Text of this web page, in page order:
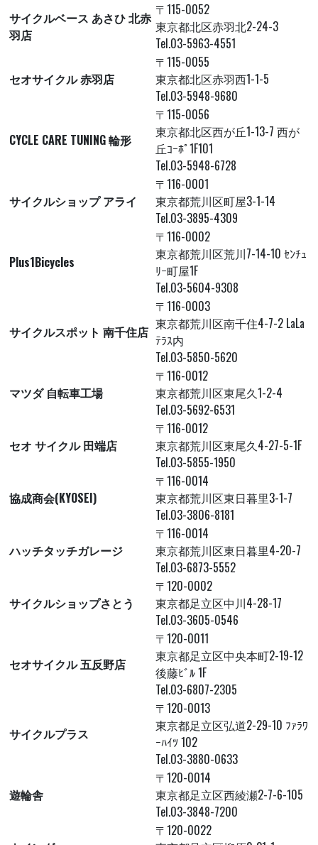
サイクルベース あさひ 北赤
羽店
〒115-0052
東京都北区赤羽北2-24-3
Tel.03-5963-4551
セオサイクル 赤羽店
〒115-0055
東京都北区赤羽西1-1-5
Tel.03-5948-9680
CYCLE CARE TUNING 輪形
〒115-0056
東京都北区西が丘1-13-7 西が
丘ｺｰﾎﾟ1F101
Tel.03-5948-6728
サイクルショップ アライ
〒116-0001
東京都荒川区町屋3-1-14
Tel.03-3895-4309
Plus1Bicycles
〒116-0002
東京都荒川区荒川7-14-10 ｾﾝﾁｭ
ﾘｰ町屋1F
Tel.03-5604-9308
サイクルスポット 南千住店
〒116-0003
東京都荒川区南千住4-7-2 LaLa
ﾃﾗｽ内
Tel.03-5850-5620
マツダ 自転車工場
〒116-0012
東京都荒川区東尾久1-2-4
Tel.03-5692-6531
セオ サイクル 田端店
〒116-0012
東京都荒川区東尾久4-27-5-1F
Tel.03-5855-1950
協成商会(KYOSEI)
〒116-0014
東京都荒川区東日暮里3-1-7
Tel.03-3806-8181
ハッチタッチガレージ
〒116-0014
東京都荒川区東日暮里4-20-7
Tel.03-6873-5552
サイクルショップさとう
〒120-0002
東京都足立区中川4-28-17
Tel.03-3605-0546
セオサイクル 五反野店
〒120-0011
東京都足立区中央本町2-19-12
後藤ﾋﾞﾙ 1F
Tel.03-6807-2305
サイクルプラス
〒120-0013
東京都足立区弘道2-29-10 ﾌｧﾗﾜ
ｰﾊｲﾂ 102
Tel.03-3880-0633
遊輪舎
〒120-0014
東京都足立区西綾瀬2-7-6-105
Tel.03-3848-7200
〒120-0022